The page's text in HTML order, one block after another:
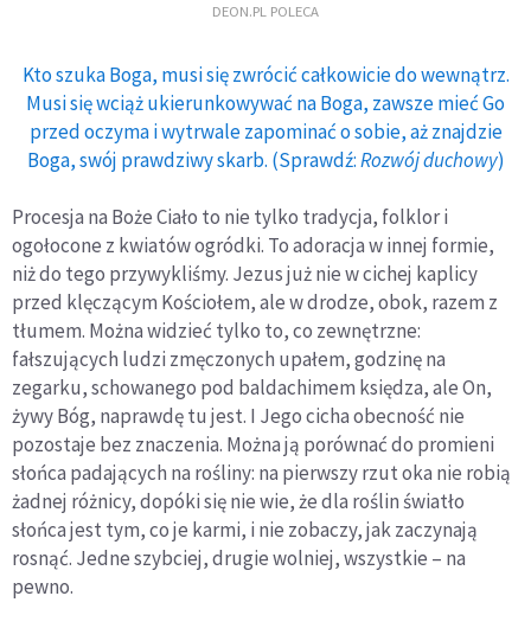
DEON.PL POLECA
Kto szuka Boga, musi się zwrócić całkowicie do wewnątrz.
Musi się wciąż ukierunkowywać na Boga, zawsze mieć Go
przed oczyma i wytrwale zapominać o sobie, aż znajdzie
Boga, swój prawdziwy skarb. (Sprawdź:Rozwój duchowy)
Procesja na Boże Ciało to nie tylko tradycja, folklor i
ogołocone z kwiatów ogródki. To adoracja w innej formie,
niż do tego przywykliśmy. Jezus już nie w cichej kaplicy
przed klęczącym Kościołem, ale w drodze, obok, razem z
tłumem. Można widzieć tylko to, co zewnętrzne:
fałszujących ludzi zmęczonych upałem, godzinę na
zegarku, schowanego pod baldachimem księdza, ale On,
żywy Bóg, naprawdę tu jest. I Jego cicha obecność nie
pozostaje bez znaczenia. Można ją porównać do promieni
słońca padających na rośliny: na pierwszy rzut oka nie robią
żadnej różnicy, dopóki się nie wie, że dla roślin światło
słońca jest tym, co je karmi, i nie zobaczy, jak zaczynają
rosnąć. Jedne szybciej, drugie wolniej, wszystkie – na
pewno.